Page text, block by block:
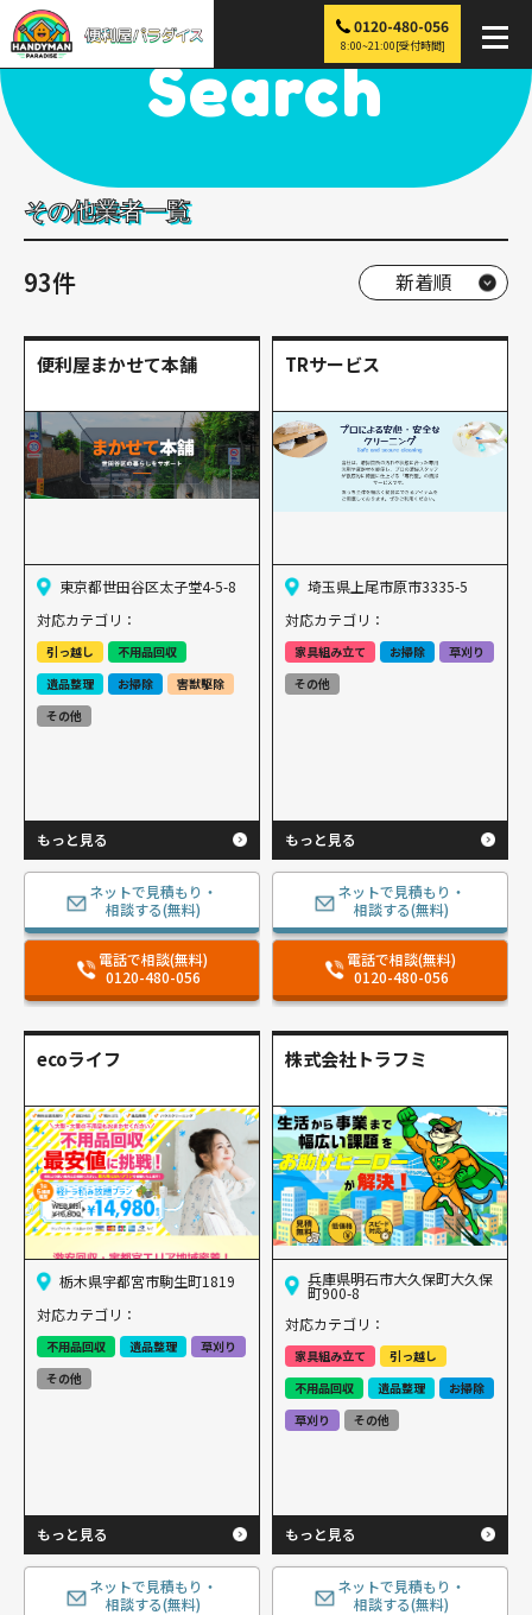
0120-480-056
8:00~21:00[受付時間]
便利屋パラダイス > 探す
Search
その他業者一覧
93件
便利屋まかせて本舗
東京都世田谷区太子堂4-5-8
対応カテゴリ：
引っ越し
不用品回収
遺品整理
お掃除
害獣駆除
その他
もっと見る
ネットで見積もり・
相談する(無料)
電話で相談(無料)
0120-480-056
TRサービス
埼玉県上尾市原市3335-5
対応カテゴリ：
家具組み立て お掃除
草刈り
その他
もっと見る
ネットで見積もり・
相談する(無料)
電話で相談(無料)
0120-480-056
ecoライフ
栃木県宇都宮市駒生町1819
対応カテゴリ：
不用品回収 遺品整理
草刈り
その他
もっと見る
ネットで見積もり・
相談する(無料)
株式会社トラフミ
兵庫県明石市大久保町大久保
町900-8
対応カテゴリ：
家具組み立て
引っ越し
不用品回収
遺品整理
お掃除
草刈り
その他
もっと見る
ネットで見積もり・
相談する(無料)